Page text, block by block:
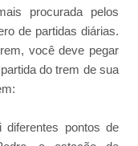
procurada pelos
de partidas diárias.
você deve pegar
do trem de sua
diferentes pontos de